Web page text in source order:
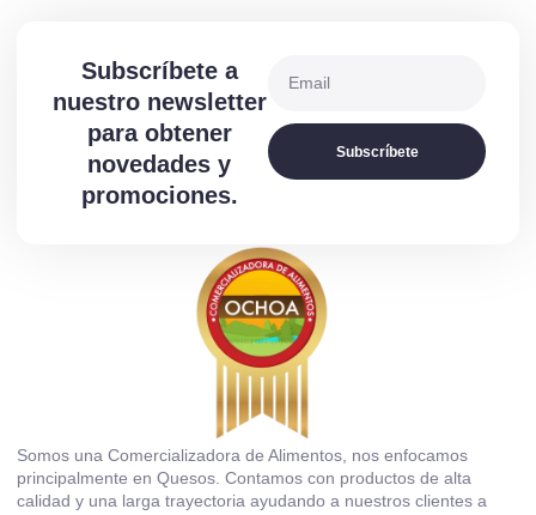
Subscríbete a
nuestro newsletter
para obtener
novedades y
promociones.
Subscríbete
Somos una Comercializadora de Alimentos, nos enfocamos
principalmente en Quesos. Contamos con productos de alta
calidad y una larga trayectoria ayudando a nuestros clientes a